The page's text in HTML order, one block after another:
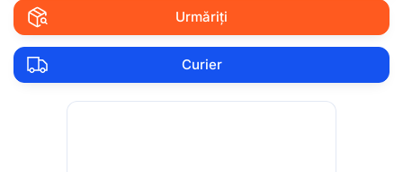
Urmăriți
Curier